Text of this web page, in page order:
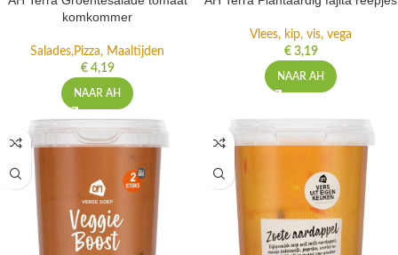
AH Terra Groentesalade tomaat
Salades,Pizza, Maaltijden
€ 4,19
NAAR AH
Vlees, kip, vis, vega
€ 3,19
NAAR AH